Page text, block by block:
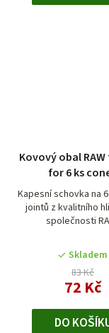
Kovový obal
for 6 ks
Kapesní schovka na
jointů z kvalitního
společnosti
Skladem
83 Kč
72 Kč
DO